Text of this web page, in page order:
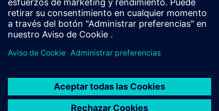
Diseño de pistas de pruebas